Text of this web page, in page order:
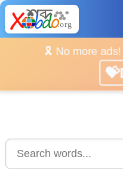
🎗️ No more